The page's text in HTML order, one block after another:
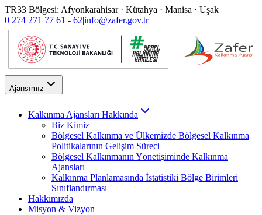
TR33 Bölgesi: Afyonkarahisar · Kütahya · Manisa · Uşak
0 274 271 77 61 - 62|info@zafer.gov.tr
Ajansımız
Kalkınma Ajansları Hakkında
Biz Kimiz
Bölgesel Kalkınma ve Ülkemizde Bölgesel Kalkınma
Politikalarının Gelişim Süreci
Bölgesel Kalkınmanın Yönetişiminde Kalkınma
Ajansları
Kalkınma Planlamasında İstatistiki Bölge Birimleri
Sınıflandırması
Hakkımızda
Misyon & Vizyon